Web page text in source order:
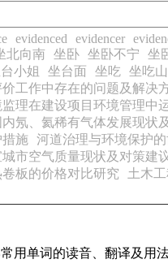
evidenced evidencer
北向南 坐卧 坐卧不宁 坐
小姐 坐台面 坐吃 坐吃
工作中存在的问题及解决
理在建设项目环境管理中
氖、氦稀有气体发展现状
施 河道治理与环境保护
城市空气质量现状及对策建
板的价格对比研究 土木
用单词的读音、翻译及用